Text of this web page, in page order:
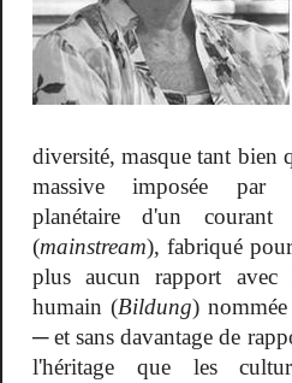
diversité, masque tant bien
massive imposée par
planétaire d'un
(mainstream), fabriqué
plus aucun rapport
humain (Bildung)
─ et sans davantage de
l'héritage que les